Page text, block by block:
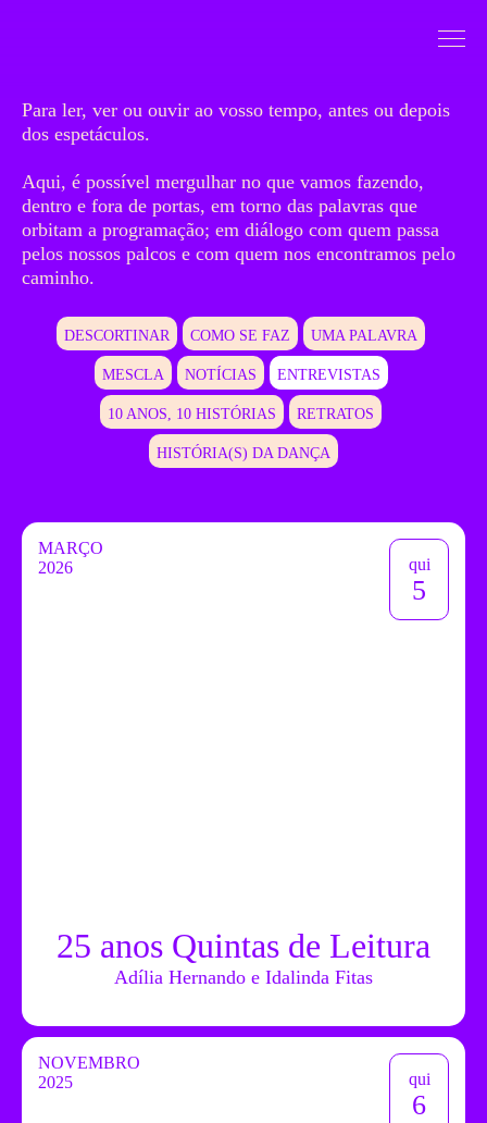
Mergulhar
Para ler, ver ou ouvir ao vosso tempo, antes ou depois
dos espetáculos.
Aqui, é possível mergulhar no que vamos fazendo,
dentro e fora de portas, em torno das palavras que
orbitam a programação; em diálogo com quem passa
pelos nossos palcos e com quem nos encontramos pelo
caminho.
DESCORTINAR COMO SE FAZ UMA PALAVRA
MESCLA NOTÍCIAS ENTREVISTAS
10 ANOS, 10 HISTÓRIAS RETRATOS
HISTÓRIA(S) DA DANÇA
MARÇO
2026
qui
5
25 anos Quintas de Leitura
Adília Hernando e Idalinda Fitas
NOVEMBRO
2025
qui
6